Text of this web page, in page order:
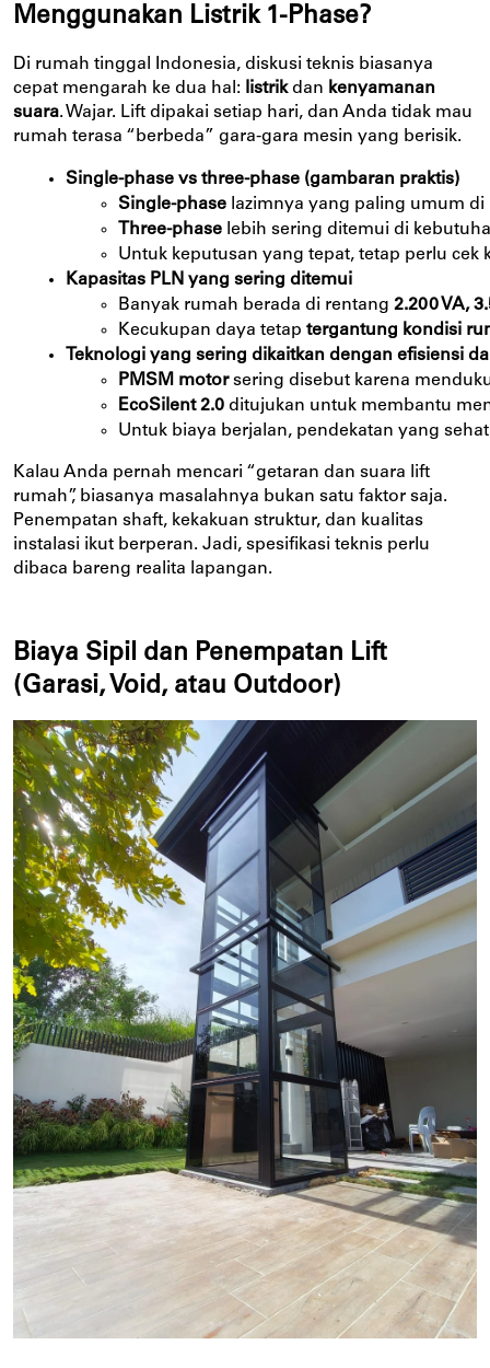
Menggunakan Listrik 1-Phase?
Di rumah tinggal Indonesia, diskusi teknis biasanya
cepat mengarah ke dua hal:
listrikdan kenyamanan
suara. Wajar. Lift dipakai setiap hari, dan Anda tidak mau
rumah terasa “berbeda” gara-gara mesin yang berisik.
Single-phase vs three-phase (gambaran praktis)
Single-phase lazimnya yang paling umum
Three-phase lebih sering ditemui di
Untuk keputusan yang tepat, tetap perlu
Kapasitas PLN yang sering ditemui
Banyak rumah berada di rentang 2.200 VA,
Kecukupan daya tetap tergantung kondisi
Teknologi yang sering dikaitkan dengan efisiensi
PMSM motor sering disebut karena
EcoSilent 2.0 ditujukan untuk membantu
Untuk biaya berjalan, pendekatan yang
Kalau Anda pernah mencari “getaran dan suara lift
rumah”, biasanya masalahnya bukan satu faktor saja.
Penempatan shaft, kekakuan struktur, dan kualitas
instalasi ikut berperan. Jadi, spesifikasi teknis perlu
dibaca bareng realita lapangan.
Biaya Sipil dan Penempatan Lift
(Garasi, Void, atau Outdoor)